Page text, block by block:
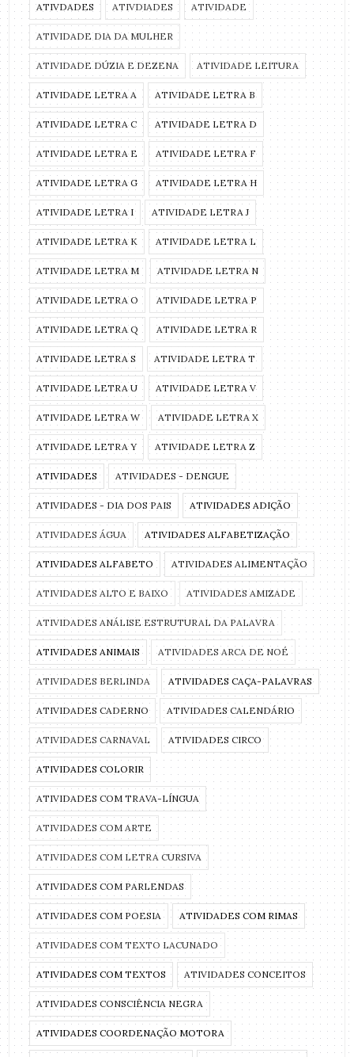
ATIVDADES ATIVDIADES ATIVIDADE
ATIVIDADE DIA DA MULHER
ATIVIDADE DÚZIA E DEZENA ATIVIDADE LEITURA
ATIVIDADE LETRA A ATIVIDADE LETRA B
ATIVIDADE LETRA C ATIVIDADE LETRA D
ATIVIDADE LETRA E ATIVIDADE LETRA F
ATIVIDADE LETRA G ATIVIDADE LETRA H
ATIVIDADE LETRA I ATIVIDADE LETRA J
ATIVIDADE LETRA K ATIVIDADE LETRA L
ATIVIDADE LETRA M ATIVIDADE LETRA N
ATIVIDADE LETRA O ATIVIDADE LETRA P
ATIVIDADE LETRA Q ATIVIDADE LETRA R
ATIVIDADE LETRA S ATIVIDADE LETRA T
ATIVIDADE LETRA U ATIVIDADE LETRA V
ATIVIDADE LETRA W ATIVIDADE LETRA X
ATIVIDADE LETRA Y ATIVIDADE LETRA Z
ATIVIDADES ATIVIDADES - DENGUE
ATIVIDADES - DIA DOS PAIS ATIVIDADES ADIÇÃO
ATIVIDADES ÁGUA ATIVIDADES ALFABETIZAÇÃO
ATIVIDADES ALFABETO ATIVIDADES ALIMENTAÇÃO
ATIVIDADES ALTO E BAIXO ATIVIDADES AMIZADE
ATIVIDADES ANÁLISE ESTRUTURAL DA PALAVRA
ATIVIDADES ANIMAIS ATIVIDADES ARCA DE NOÉ
ATIVIDADES BERLINDA ATIVIDADES CAÇA-PALAVRAS
ATIVIDADES CADERNO ATIVIDADES CALENDÁRIO
ATIVIDADES CARNAVAL ATIVIDADES CIRCO
ATIVIDADES COLORIR
ATIVIDADES COM TRAVA-LÍNGUA
ATIVIDADES COM ARTE
ATIVIDADES COM LETRA CURSIVA
ATIVIDADES COM PARLENDAS
ATIVIDADES COM POESIA ATIVIDADES COM RIMAS
ATIVIDADES COM TEXTO LACUNADO
ATIVIDADES COM TEXTOS ATIVIDADES CONCEITOS
ATIVIDADES CONSCIÊNCIA NEGRA
ATIVIDADES COORDENAÇÃO MOTORA